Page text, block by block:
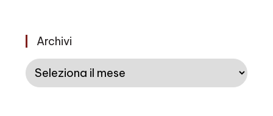
Archivi
Archivi